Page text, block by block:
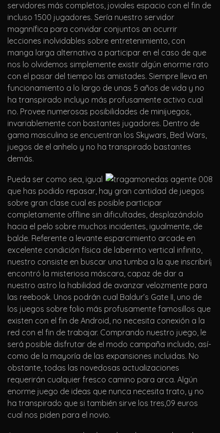
servidores más completos, joviales espacio con el fin de
incluso 1500 jugadores. Serí­a nuestro servidor
magnnífica para convidar conjuntos an ocurrir
lecciones inolvidables sobre entretenimiento, con
manga larga alternativa a participar en el caso de que
nos lo olvidemos simplemente existir algún enorme rato
con el pasar del tiempo las amistades. Siempre lleva en
funcionamiento a lo largo de unas 5 años de vida y no
ha transpirado incluyo más profusamente activo cual
no. Provee numerosas posibilidades de minijuegos,
invariablemente con bastantes jugadores. Dentro de
gama masculina se encuentran los Skywars, Bed Wars,
juegos de el anhelo y no ha transpirado bastantes
demás.
Pueda ser como sea, igual
que has podido repasar, hay gran cantidad de juegos
sobre gran clase cual es posible participar
completamente offline sin dificultades, desplazándolo
hacia el pelo sobre muchos incidentes, igualmente, de
balde. Referente a levante esparcimiento arcade en
excelente condición física de laberinto vertical infinito,
nuestro consiste en buscar una tumba a la que inscribirí¡
encontró la misteriosa máscara, capaz de dar a
nuestro astro la habilidad de avanzar velozmente para
las reebook. Unos podrán cual Baldur’s Gate II, uno de
los juegos sobre folio más profusamente famosillos que
existen con el fin de Android, no necesita conexión a la
red con el fin de trabajar. Comprando nuestro juego, le
será posible disfrutar de el modo campaña incluido, así­
como de la mayorí­a de las expansiones incluidas. No
obstante, todas las novedosas actualizaciones
requerirán cualquier fresco camino para arca. Algún
enorme juego de ideas que nunca necesita trato, y no
ha transpirado que si también sirve los tres,09 euros
cual nos piden para el novio.